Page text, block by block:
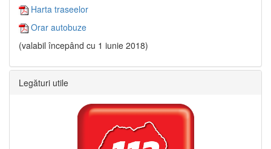
Harta traseelor
Orar autobuze
(valabil începând cu 1 iunie 2018)
Legături utile